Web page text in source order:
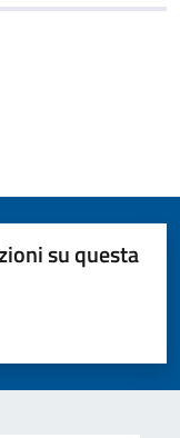
su questa